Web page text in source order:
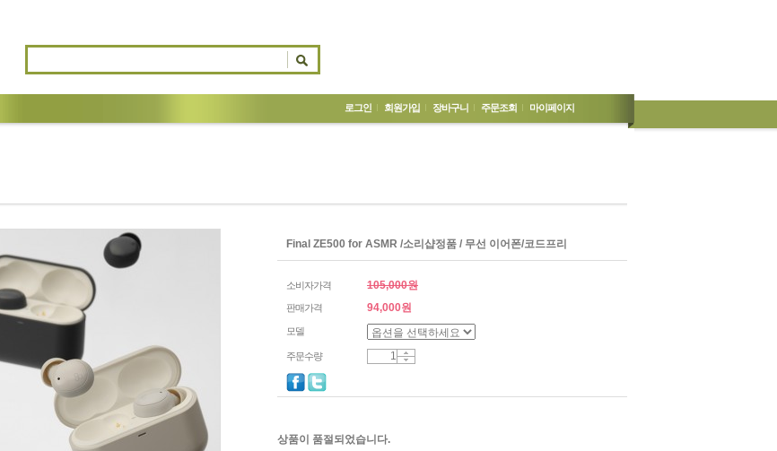
로그인 회원가입 장바구니 주문조회 마이페이지
Final ZE500 for ASMR /소리샵정품 / 무선 이어폰/코드프리
소비자가격 105,000원
판매가격 94,000원
모델
주문수량
상품이 품절되었습니다.